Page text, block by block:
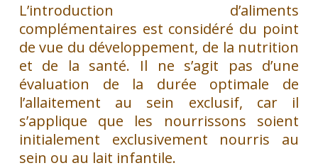
L’introduction d’aliments
complémentaires est considéré du point
de vue du développement, de la nutrition
et de la santé. Il ne s’agit pas d’une
évaluation de la durée optimale de
l’allaitement au sein exclusif, car il
s’applique que les nourrissons soient
initialement exclusivement nourris au
sein ou au lait infantile.